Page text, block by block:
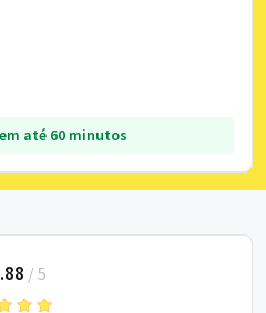
até 60 minutos
/ 5